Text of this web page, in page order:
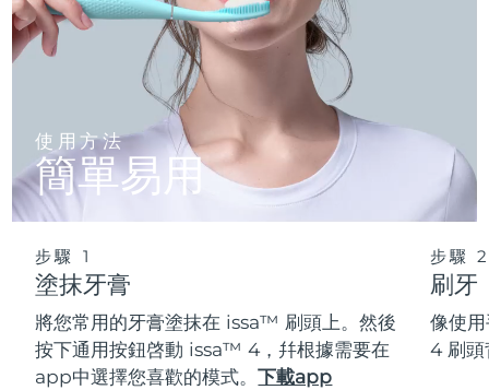
使用方法
簡單易用
步驟 1
塗抹牙膏
將您常用的牙膏塗抹在 issa™ 刷頭上。然後
按下通用按鈕啓動 issa™ 4，幷根據需要在
app中選擇您喜歡的模式。下載app
步驟
刷牙
像使
4 刷頭